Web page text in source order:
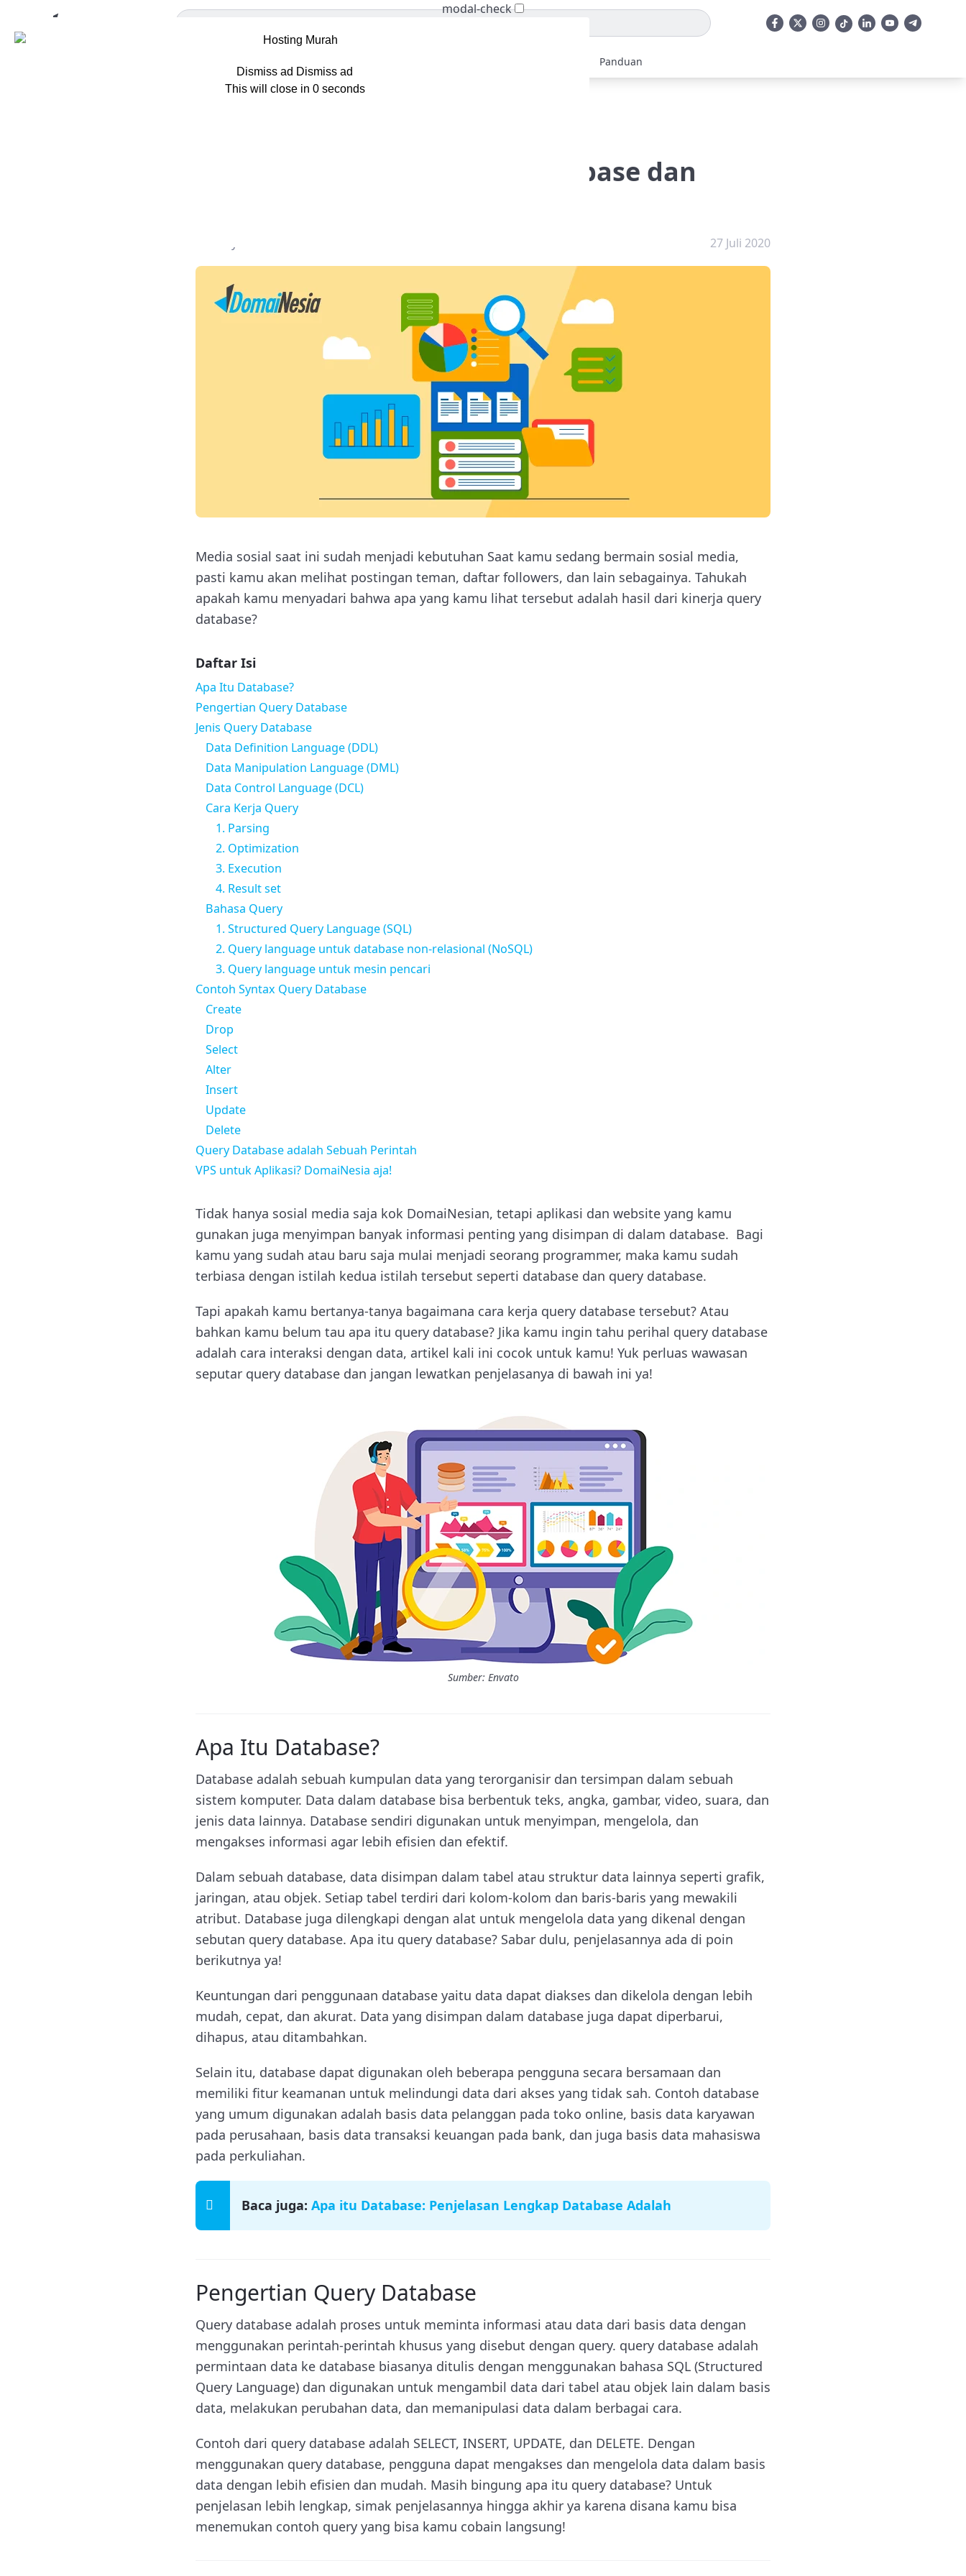
Panduan
Simak Pengertian Query Database dan
27 Juli 2020
Media sosial saat ini sudah menjadi kebutuhan Saat kamu sedang bermain sosial media,
pasti kamu akan melihat postingan teman, daftar followers, dan lain sebagainya. Tahukah
apakah kamu menyadari bahwa apa yang kamu lihat tersebut adalah hasil dari kinerja query
database?
Daftar Isi
Apa Itu Database?
Pengertian Query Database
Jenis Query Database
Data Definition Language (DDL)
Data Manipulation Language (DML)
Data Control Language (DCL)
Cara Kerja Query
1. Parsing
2. Optimization
3. Execution
4. Result set
Bahasa Query
1. Structured Query Language (SQL)
2. Query language untuk database non-relasional (NoSQL)
3. Query language untuk mesin pencari
Contoh Syntax Query Database
Create
Drop
Select
Alter
Insert
Update
Delete
Query Database adalah Sebuah Perintah
VPS untuk Aplikasi? DomaiNesia aja!
Tidak hanya sosial media saja kok DomaiNesian, tetapi aplikasi dan website yang kamu
gunakan juga menyimpan banyak informasi penting yang disimpan di dalam database. Bagi
kamu yang sudah atau baru saja mulai menjadi seorang programmer, maka kamu sudah
terbiasa dengan istilah kedua istilah tersebut seperti database dan query database.
Tapi apakah kamu bertanya-tanya bagaimana cara kerja query database tersebut? Atau
bahkan kamu belum tau apa itu query database? Jika kamu ingin tahu perihal query database
adalah cara interaksi dengan data, artikel kali ini cocok untuk kamu! Yuk perluas wawasan
seputar query database dan jangan lewatkan penjelasanya di bawah ini ya!
Sumber: Envato
Apa Itu Database?
Database adalah sebuah kumpulan data yang terorganisir dan tersimpan dalam sebuah
sistem komputer. Data dalam database bisa berbentuk teks, angka, gambar, video, suara, dan
jenis data lainnya. Database sendiri digunakan untuk menyimpan, mengelola, dan
mengakses informasi agar lebih efisien dan efektif.
Dalam sebuah database, data disimpan dalam tabel atau struktur data lainnya seperti grafik,
jaringan, atau objek. Setiap tabel terdiri dari kolom-kolom dan baris-baris yang mewakili
atribut. Database juga dilengkapi dengan alat untuk mengelola data yang dikenal dengan
sebutan query database. Apa itu query database? Sabar dulu, penjelasannya ada di poin
berikutnya ya!
Keuntungan dari penggunaan database yaitu data dapat diakses dan dikelola dengan lebih
mudah, cepat, dan akurat. Data yang disimpan dalam database juga dapat diperbarui,
dihapus, atau ditambahkan.
Selain itu, database dapat digunakan oleh beberapa pengguna secara bersamaan dan
memiliki fitur keamanan untuk melindungi data dari akses yang tidak sah. Contoh database
yang umum digunakan adalah basis data pelanggan pada toko online, basis data karyawan
pada perusahaan, basis data transaksi keuangan pada bank, dan juga basis data mahasiswa
pada perkuliahan.
Baca juga: Apa itu Database: Penjelasan Lengkap Database Adalah
Pengertian Query Database
Query database adalah proses untuk meminta informasi atau data dari basis data dengan
menggunakan perintah-perintah khusus yang disebut dengan query. query database adalah
permintaan data ke database biasanya ditulis dengan menggunakan bahasa SQL (Structured
Query Language) dan digunakan untuk mengambil data dari tabel atau objek lain dalam basis
data, melakukan perubahan data, dan memanipulasi data dalam berbagai cara.
Contoh dari query database adalah SELECT, INSERT, UPDATE, dan DELETE. Dengan
menggunakan query database, pengguna dapat mengakses dan mengelola data dalam basis
data dengan lebih efisien dan mudah. Masih bingung apa itu query database? Untuk
penjelasan lebih lengkap, simak penjelasannya hingga akhir ya karena disana kamu bisa
menemukan contoh query yang bisa kamu cobain langsung!
modal-check
Dismiss ad Dismiss ad
This will close in 0seconds